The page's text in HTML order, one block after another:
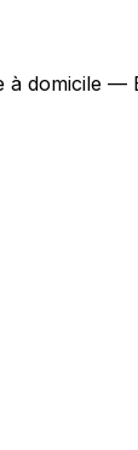
à domicile —